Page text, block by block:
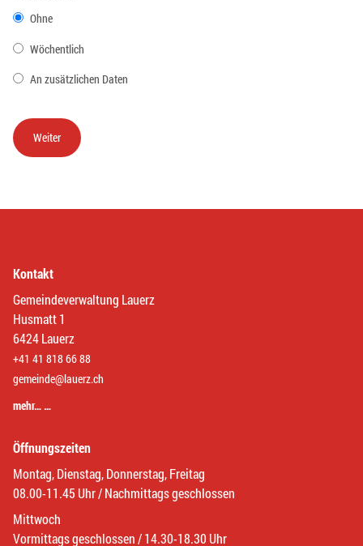
Ohne
Wöchentlich
An zusätzlichen Daten
Kontakt
Gemeindeverwaltung Lauerz
Husmatt 1
6424 Lauerz
+41 41 818 66 88
gemeinde@lauerz.ch
mehr… …
Öffnungszeiten
Montag, Dienstag, Donnerstag, Freitag
08.00-11.45 Uhr / Nachmittags geschlossen
Mittwoch
Vormittags geschlossen / 14.30-18.30 Uhr